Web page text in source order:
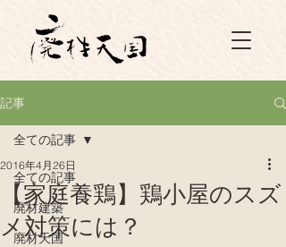
記事
全ての記事
廃材建築
廃材天国
全ての記事
【家庭養鶏】鶏小屋のスズ
メ対策には？
2016年4月26日